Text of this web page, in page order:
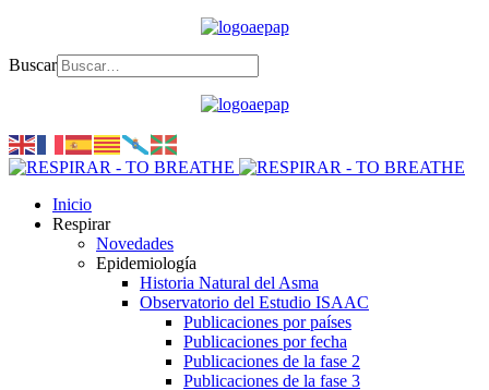
Buscar
Inicio
Respirar
Novedades
Epidemiología
Historia Natural del Asma
Observatorio del Estudio ISAAC
Publicaciones por países
Publicaciones por fecha
Publicaciones de la fase 2
Publicaciones de la fase 3